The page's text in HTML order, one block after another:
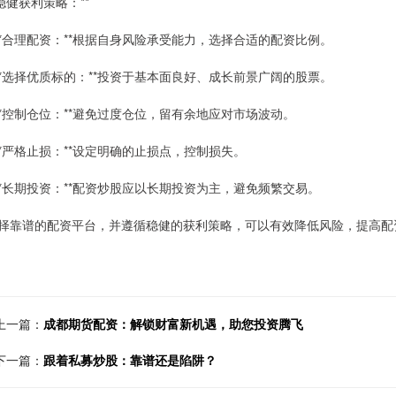
理配资：**根据自身风险承受能力，选择合适的配资比例。
择优质标的：**投资于基本面良好、成长前景广阔的股票。
制仓位：**避免过度仓位，留有余地应对市场波动。
格止损：**设定明确的止损点，控制损失。
期投资：**配资炒股应以长期投资为主，避免频繁交易。
靠谱的配资平台，并遵循稳健的获利策略，可以有效降低风险，提高
一篇： 成都期货配资：解锁财富新机遇，助您投资腾飞
一篇： 跟着私募炒股：靠谱还是陷阱？